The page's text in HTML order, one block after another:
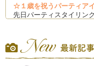
☆１歳を祝うパーティア
先日パーティスタイリン
男の子のパーティのスタ
女の子と違って男の子は
さよ…